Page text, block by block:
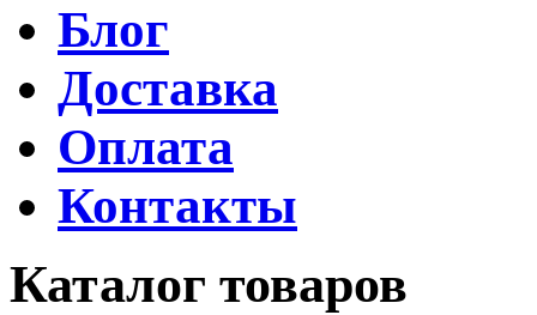
Блог
Доставка
Оплата
Контакты
Каталог товаров